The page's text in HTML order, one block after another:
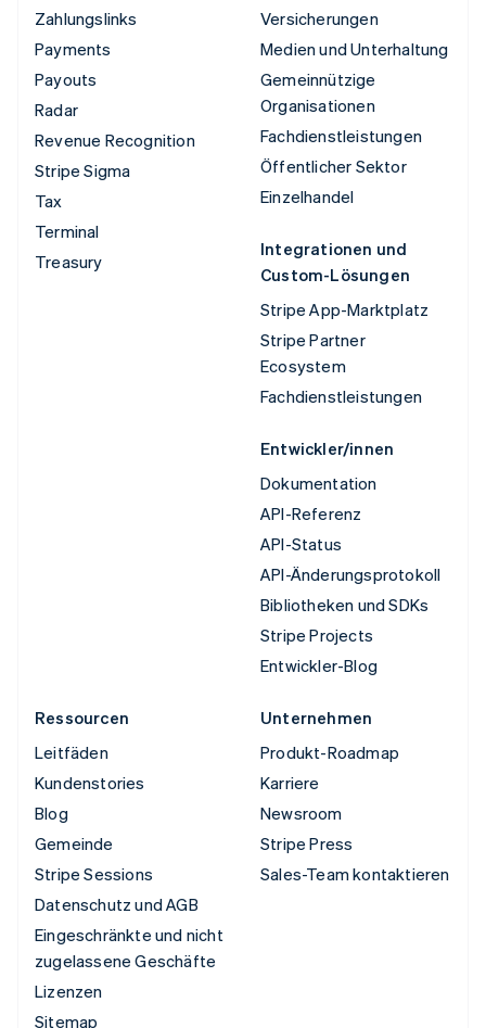
Zahlungslinks
Payments
Payouts
Radar
Revenue Recognition
Stripe Sigma
Tax
Terminal
Treasury
Versicherungen
Medien und Unterhaltung
Gemeinnützige
Organisationen
Fachdienstleistungen
Öffentlicher Sektor
Einzelhandel
Integrationen und
Custom-Lösungen
Stripe App-Marktplatz
Stripe Partner
Ecosystem
Fachdienstleistungen
Entwickler/innen
Dokumentation
API-Referenz
API-Status
API-Änderungsprotokoll
Bibliotheken und SDKs
Stripe Projects
Entwickler-Blog
Ressourcen
Leitfäden
Kundenstories
Blog
Gemeinde
Stripe Sessions
Datenschutz und AGB
Eingeschränkte und nicht
zugelassene Geschäfte
Lizenzen
Sitemap
Unternehmen
Produkt-Roadmap
Karriere
Newsroom
Stripe Press
Sales-Team kontaktieren